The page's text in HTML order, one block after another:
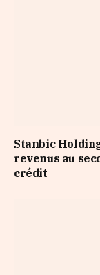
Stanbic
revenus au
crédit